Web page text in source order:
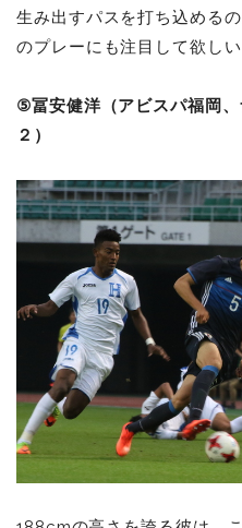
生み出すパスを打ち込める
のプレーにも注目して欲しい
⑤冨安健洋（アビスパ福岡
２）